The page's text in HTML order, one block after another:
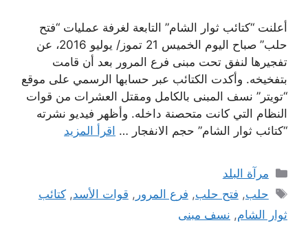
أعلنت “كتائب ثوار الشام” التابعة لغرفة عمليات “فتح
حلب” صباح اليوم الخميس 21 تموز/ يوليو 2016، عن
تفجيرها لنفق تحت مبنى فرع المرور بعد أن قامت
بتفخيخه. وأكدت الكتائب عبر حسابها الرسمي على موقع
“تويتر” نسف المبنى بالكامل ومقتل العشرات من قوات
النظام التي كانت متحصنة داخله. وأظهر فيديو نشرته
“كتائب ثوار الشام” حجم الانفجار … اقرأ المزيد
التصنيفات
مرآة البلد
الوسوم
حلب, فتح حلب, فرع المرور , قوات الأسد,كتائب
ثوار الشام, نسف مبنى